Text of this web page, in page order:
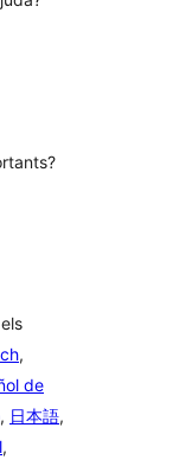
,
de
, 日本語,
,